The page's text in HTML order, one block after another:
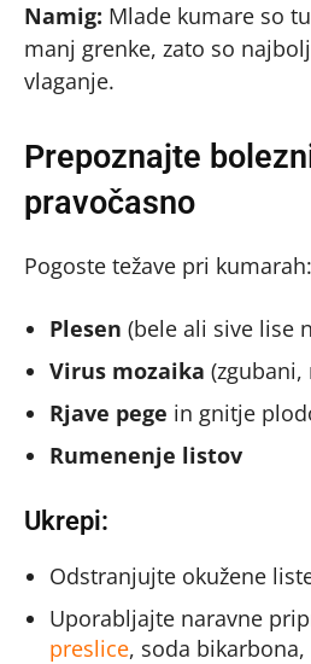
Namig: Mlade kumare so
manj grenke, zato so
vlaganje.
Prepoznajte
pravočasno
Pogoste težave pri kumarah:
Plesen (bele ali sive lise
Virus mozaika
Rjave pege in gnitje
Rumenenje listov
Ukrepi:
Odstranjujte okužene
Uporabljajte naravne
preslice, soda bikarbona,